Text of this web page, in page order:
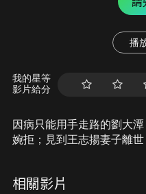
播
我的星等
影片給分
因病只能用手走路的劉大
婉拒；見到王志揚妻子離
後，也能為自己找到生命的
相關影片